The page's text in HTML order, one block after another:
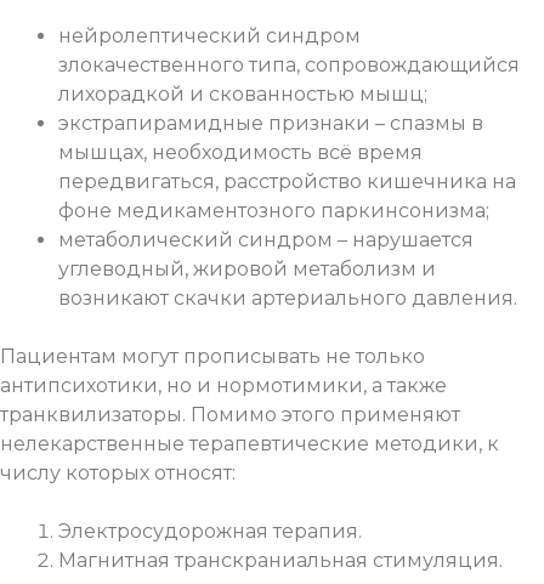
нейролептический синдром
злокачественного типа, сопровождающийся
лихорадкой и скованностью мышц;
экстрапирамидные признаки – спазмы в
мышцах, необходимость всё время
передвигаться, расстройство кишечника на
фоне медикаментозного паркинсонизма;
метаболический синдром – нарушается
углеводный, жировой метаболизм и
возникают скачки артериального давления.
Пациентам могут прописывать не только
антипсихотики, но и нормотимики, а также
транквилизаторы. Помимо этого применяют
нелекарственные терапевтические методики, к
числу которых относят:
Электросудорожная терапия.
Магнитная транскраниальная стимуляция.